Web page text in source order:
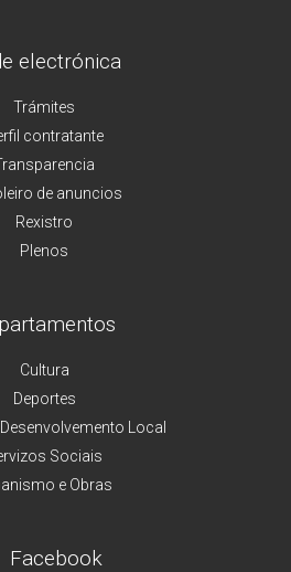
electrónica
Trámites
contratante
de anuncios
Rexistro
Plenos
Cultura
Deportes
Local
Sociais
e Obras